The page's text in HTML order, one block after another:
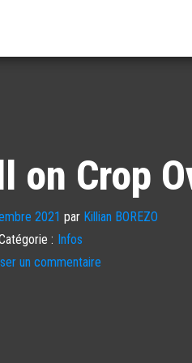
on Crop
2021 par Killian BOREZO
: Infos
un commentaire